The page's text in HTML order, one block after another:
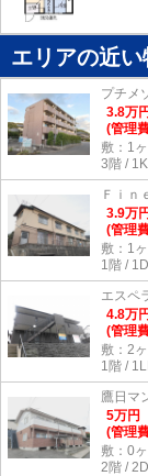
エリアの近い
プチメ
3.8万円
(管理
敷：1
3階 /
Ｆｉｎ
3.9万円
(管理
敷：1
1階 /
エスペ
4.8万円
(管理
敷：2
1階 /
鷹日マ
5万円
(管理
敷：0
2階 /